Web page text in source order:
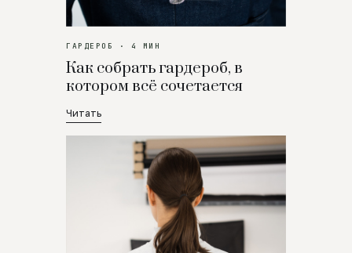
ГАРДЕРОБ · 4 МИН
Как собрать гардероб, в
котором всё сочетается
Читать